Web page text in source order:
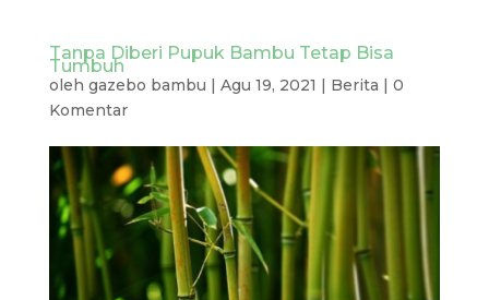
Tanpa Diberi Pupuk Bambu Tetap Bisa
Tumbuh
oleh gazebo bambu Agu 19, 2021 Berita
0
Komentar